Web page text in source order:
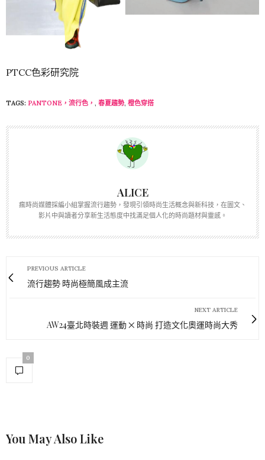
PTCC色彩研究院
TAGS: PANTONE，流行色， , 春夏趨勢, 橙色穿搭
ALICE
瘋時尚媒體採編小組掌握流行趨勢，發現引領時尚生活概念與新科技，在圖文、
影片中與讀者分享新生活態度中找滿足個人化的時尚題材與靈感。
PREVIOUS ARTICLE
流行趨勢 時尚極簡風成主流
NEXT ARTICLE
AW24臺北時裝週 運動 ྾ 時尚 打造文化奧運時尚大秀
0
You May Also Like